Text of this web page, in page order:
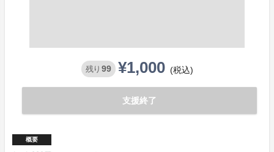
残り 99 ¥1,000 (税込)
支援終了
概要